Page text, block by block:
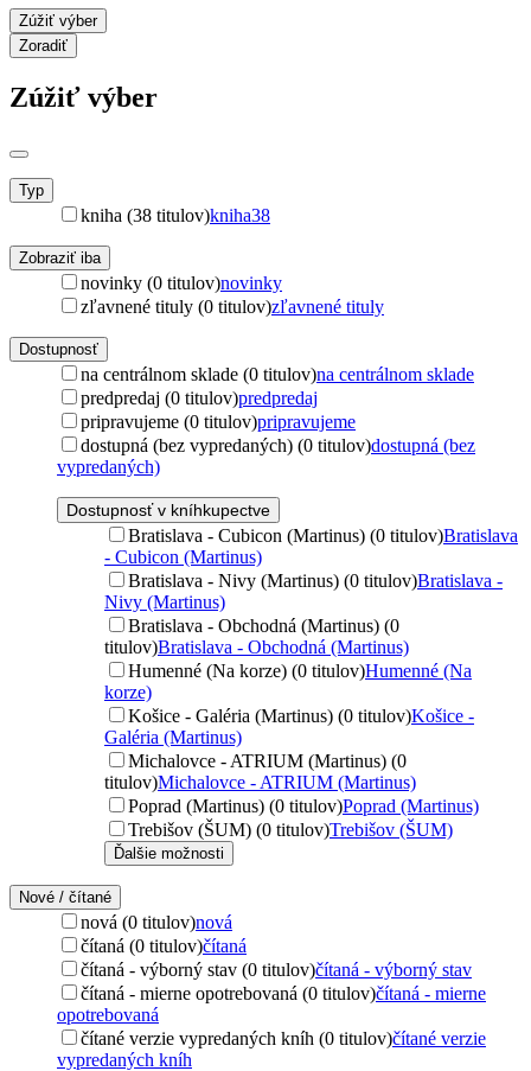
Zúžiť výber
Zoradiť
Zúžiť výber
Typ
kniha (38 titulov)kniha38
Zobraziť iba
novinky (0 titulov)novinky
zľavnené tituly (0 titulov)zľavnené tituly
Dostupnosť
na centrálnom sklade (0 titulov)na centrálnom sklade
predpredaj (0 titulov)predpredaj
pripravujeme (0 titulov)pripravujeme
dostupná (bez vypredaných) (0 titulov)dostupná (bez
vypredaných)
Dostupnosť v kníhkupectve
Bratislava - Cubicon (Martinus) (0 titulov)Bratislava
- Cubicon (Martinus)
Bratislava - Nivy (Martinus) (0 titulov)Bratislava -
Nivy (Martinus)
Bratislava - Obchodná (Martinus) (0
titulov)Bratislava - Obchodná (Martinus)
Humenné (Na korze) (0 titulov)Humenné (Na
korze)
Košice - Galéria (Martinus) (0 titulov)Košice -
Galéria (Martinus)
Michalovce - ATRIUM (Martinus) (0
titulov)Michalovce - ATRIUM (Martinus)
Poprad (Martinus) (0 titulov)Poprad (Martinus)
Trebišov (ŠUM) (0 titulov)Trebišov (ŠUM)
Ďalšie možnosti
Nové / čítané
nová (0 titulov)nová
čítaná (0 titulov)čítaná
čítaná - výborný stav (0 titulov)čítaná - výborný stav
čítaná - mierne opotrebovaná (0 titulov)čítaná - mierne
opotrebovaná
čítané verzie vypredaných kníh (0 titulov)čítané verzie
vypredaných kníh